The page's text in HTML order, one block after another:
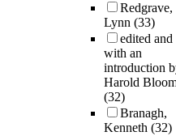
Redgrave,
Lynn (33)
edited and
with an
introduction
Harold
(32)
Branagh,
Kenneth (32)